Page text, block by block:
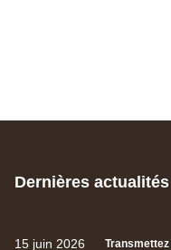
Dernières actualités
15 juin 2026